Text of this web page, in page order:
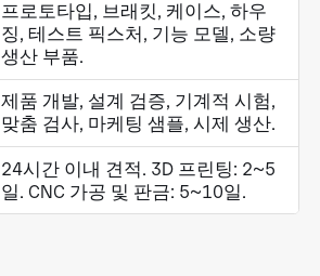
프로토타입, 브래킷, 케이스, 하우
징, 테스트 픽스처, 기능 모델, 소량
생산 부품.
제품 개발, 설계 검증, 기계적 시험,
맞춤 검사, 마케팅 샘플, 시제 생산.
24시간 이내 견적. 3D 프린팅: 2~5
일. CNC 가공 및 판금: 5~10일.